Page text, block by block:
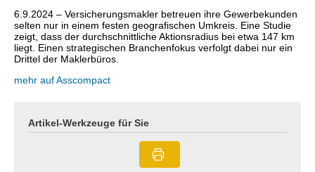
6.9.2024 – Versicherungsmakler betreuen ihre Gewerbekunden
selten nur in einem festen geografischen Umkreis. Eine Studie
zeigt, dass der durchschnittliche Aktionsradius bei etwa 147 km
liegt. Einen strategischen Branchenfokus verfolgt dabei nur ein
Drittel der Maklerbüros.
mehr auf Asscompact
Artikel-Werkzeuge für Sie